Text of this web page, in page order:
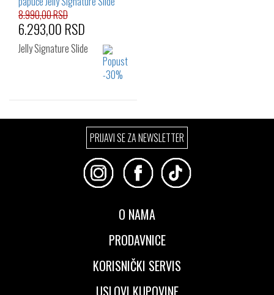
Izaberi željeni broj:
38
41
8.990,00 RSD
6.293,00 RSD
Jelly Signature Slide
PRIJAVI SE ZA NEWSLETTER
O NAMA
PRODAVNICE
KORISNIČKI SERVIS
USLOVI KUPOVINE